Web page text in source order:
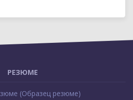
РЕЗЮМЕ
(Образец резюме)